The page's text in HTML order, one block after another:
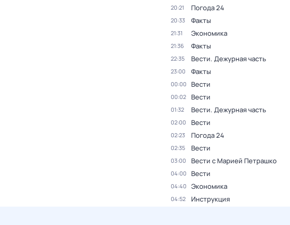
20:21 Погода 24
20:33 Факты
21:31 Экономика
21:36 Факты
22:35 Вести. Дежурная часть
23:00 Факты
00:00 Вести
00:02 Вести
01:32 Вести. Дежурная часть
02:00 Вести
02:23 Погода 24
02:35 Вести
03:00 Вести с Марией Петрашко
04:00 Вести
04:40 Экономика
04:52 Инструкция